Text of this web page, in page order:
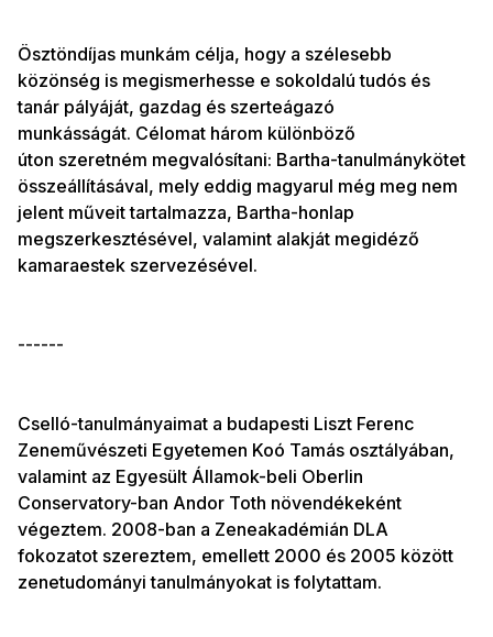
Ösztöndíjas munkám célja, hogy a szélesebb
közönség is megismerhesse e sokoldalú tudós és
tanár pályáját, gazdag és szerteágazó
munkásságát. Célomat három különböző
úton szeretném megvalósítani: Bartha-tanulmánykötet
összeállításával, mely eddig magyarul még meg nem
jelent műveit tartalmazza, Bartha-honlap
megszerkesztésével, valamint alakját megidéző
kamaraestek szervezésével.
------
Cselló-tanulmányaimat a budapesti Liszt Ferenc
Zeneművészeti Egyetemen Koó Tamás osztályában,
valamint az Egyesült Államok-beli Oberlin
Conservatory-ban Andor Toth növendékeként
végeztem. 2008-ban a Zeneakadémián DLA
fokozatot szereztem, emellett 2000 és 2005 között
zenetudományi tanulmányokat is folytattam.